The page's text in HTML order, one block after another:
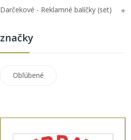
Darčekové - Reklamné balíčky (set) 
značky
Obľúbené